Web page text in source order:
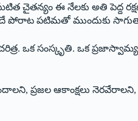
చైతన్యం ఈ నేలకు అతి పెద్ద
పోరాట పటిమతో ముందుకు
సంస్కృతి. ఒక ప్రజాస్వామ్య
ప్రజల ఆకాంక్షలు